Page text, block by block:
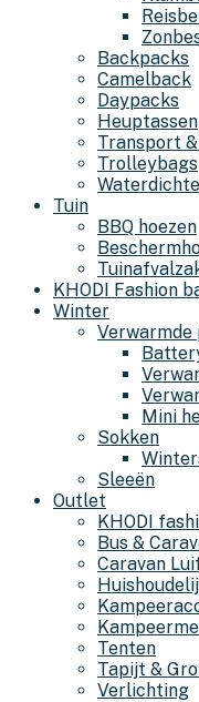
Backpacks
Camelback
Daypacks
Heuptassen
Transport
Trolleybags
Tuin
BBQ hoezen
KHODI Fashion
Winter
Mini
Sokken
Sleeën
Outlet
KHODI
Bus &
Caravan
Tenten
Tapijt &
Verlichting